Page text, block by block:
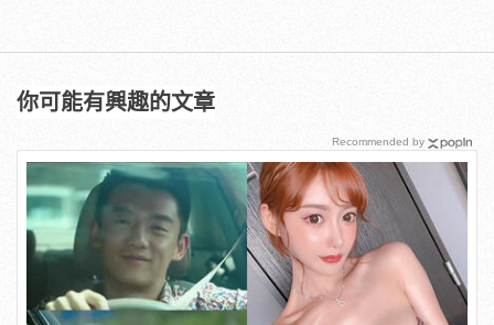
你可能有興趣的文章
Recommended by